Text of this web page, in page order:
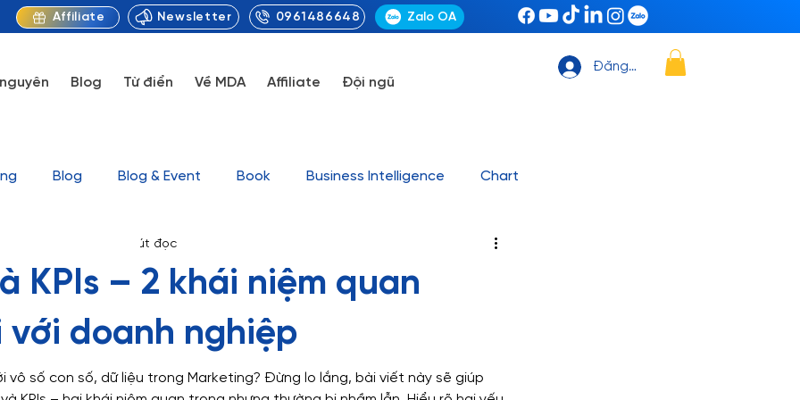
Affiliate Newsletter 0961486648 Zalo OA
Đăng nhập
Blog Từ điển Về MDA Affiliate Đội ngũ
Blog Blog & Event Book Business Intelligence Chart
Data Visualization Marketing Automation
Tin tức Uncategorized
Dataset & Outcome Sample Case study Dashboard mẫu
KPIs – 2 khái niệm quan
doanh nghiệp
2 phút đọc
vô số con số, dữ liệu trong Marketing? Đừng lo lắng, bài viết này sẽ giúp